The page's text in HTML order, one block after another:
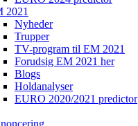
2021
Nyheder
Trupper
TV-program til EM 2021
Forudsig EM 2021 her
Blogs
Holdanalyser
EURO 2020/2021 predictor